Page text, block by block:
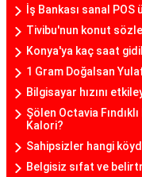
İş Bankası sanal
Tivibu'nun konut
Konya'ya kaç saat
1 Gram Doğalsan
Bilgisayar hızını
Şölen Octavia
Kalori?
Sahipsizler hangi
Belgisiz sıfat ve